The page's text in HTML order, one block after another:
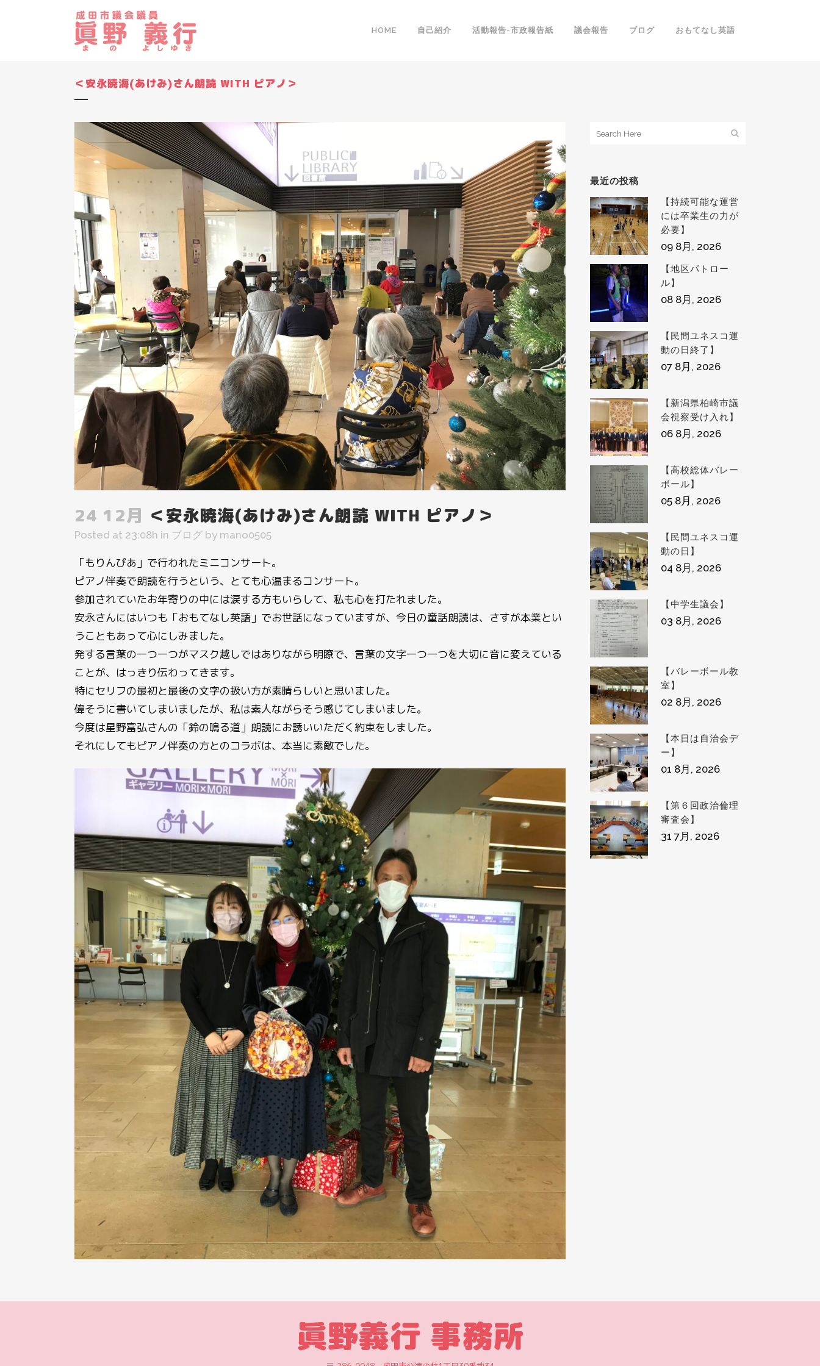
HOME 自己紹介 活動報告-市政報告紙 議会報告 ブログ おもてなし英語
＜安永暁海(あけみ)さん朗読 WITH ピアノ＞
24 12月 ＜安永暁海(あけみ)さん朗読 WITH ピアノ＞
Posted at 23:08h in ブログ by mano0505
「もりんぴあ」で行われたミニコンサート。
ピアノ伴奏で朗読を行うという、とても心温まるコンサート。
参加されていたお年寄りの中には涙する方もいらして、私も心を打たれました。
安永さんにはいつも「おもてなし英語」でお世話になっていますが、今日の童話朗読は、さすが本業とい
うこともあって心にしみました。
発する言葉の一つ一つがマスク越しではありながら明瞭で、言葉の文字一つ一つを大切に音に変えている
ことが、はっきり伝わってきます。
特にセリフの最初と最後の文字の扱い方が素晴らしいと思いました。
偉そうに書いてしまいましたが、私は素人ながらそう感じてしまいました。
今度は星野富弘さんの「鈴の鳴る道」朗読にお誘いいただく約束をしました。
それにしてもピアノ伴奏の方とのコラボは、本当に素敵でした。
最近の投稿
【持続可能な運営
には卒業生の力が
必要】
09 8月, 2026
【地区パトロー
ル】
08 8月, 2026
【民間ユネスコ運
動の日終了】
07 8月, 2026
【新潟県柏崎市議
会視察受け入れ】
06 8月, 2026
【高校総体バレー
ボール】
05 8月, 2026
【民間ユネスコ運
動の日】
04 8月, 2026
【中学生議会】
03 8月, 2026
【バレーボール教
室】
02 8月, 2026
【本日は自治会デ
ー】
01 8月, 2026
【第６回政治倫理
審査会】
31 7月, 2026
眞野義行 事務所